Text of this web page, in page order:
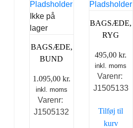
Ikke på
lager
BAGSÆDE,
BUND
1.095,00 kr.
inkl. moms
Varenr:
J1505132
BAGSÆDE,
RYG
495,00kr.
inkl. moms
Varenr:
J1505133
Tilføj til
kurv